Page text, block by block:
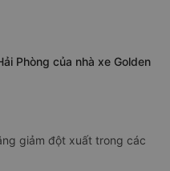
Phòng của nhà xe Golden
giảm đột xuất trong các